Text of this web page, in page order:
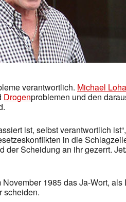
verantwortlich. Michael
Drogenproblemen und den
ist, selbst verantwortlich
in die
der Scheidung an ihr gezerrt.
1985 das Ja-Wort,
scheiden.